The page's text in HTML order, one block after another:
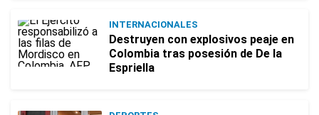
INTERNACIONALES
Destruyen con explosivos peaje en
Colombia tras posesión de De la
Espriella